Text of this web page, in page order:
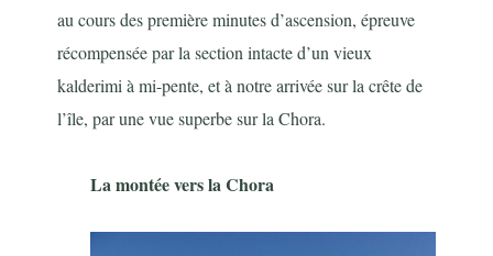
au cours des première minutes d’ascension, épreuve
récompensée par la section intacte d’un vieux
kalderimi à mi-pente, et à notre arrivée sur la crête de
l’île, par une vue superbe sur la Chora.
La montée vers la Chora